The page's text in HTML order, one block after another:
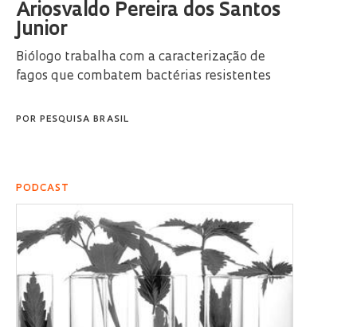
Ariosvaldo Pereira dos Santos
Junior
Biólogo trabalha com a caracterização de
fagos que combatem bactérias resistentes
POR PESQUISA BRASIL
PODCAST